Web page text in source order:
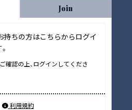
Join
ちの方はこちらからログイ
確認の上、ログインしてくださ
利用規約